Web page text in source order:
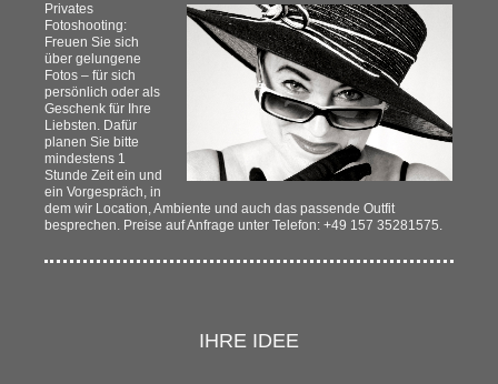
Privates
Fotoshooting:
Freuen Sie sich
über gelungene
Fotos – für sich
persönlich oder als
Geschenk für Ihre
Liebsten. Dafür
planen Sie bitte
mindestens 1
Stunde Zeit ein und
ein Vorgespräch, in
dem wir Location, Ambiente und auch das passende Outfit
besprechen. Preise auf Anfrage unter Telefon: +49 157 35281575.
IHRE IDEE